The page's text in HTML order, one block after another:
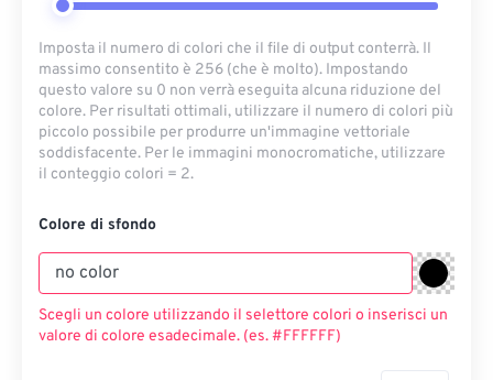
Imposta il numero di colori che il file di output conterrà. Il
massimo consentito è 256 (che è molto). Impostando
questo valore su 0 non verrà eseguita alcuna riduzione del
colore. Per risultati ottimali, utilizzare il numero di colori più
piccolo possibile per produrre un'immagine vettoriale
soddisfacente. Per le immagini monocromatiche, utilizzare
il conteggio colori = 2.
Colore di sfondo
Scegli un colore utilizzando il selettore colori o inserisci un
valore di colore esadecimale. (es. #FFFFFF)